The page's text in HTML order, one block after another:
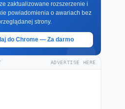
zaktualizowane rozszerzenie i
powiadomienia o awariach bez
strony.
do Chrome — Za darmo
ADVERTISE HERE